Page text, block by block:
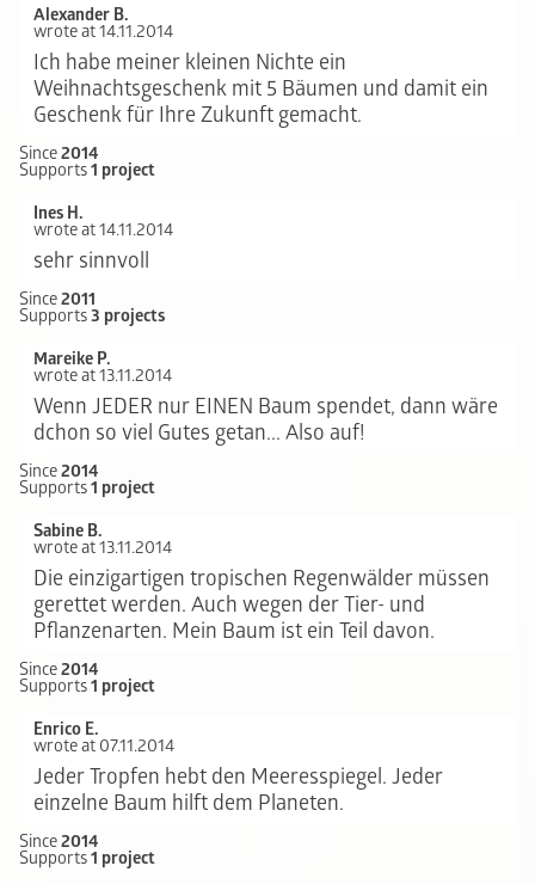
Alexander B.
wrote at 14.11.2014
Ich habe meiner kleinen Nichte ein
Weihnachtsgeschenk mit 5 Bäumen und damit ein
Geschenk für Ihre Zukunft gemacht.
Since2014
Supports1 project
Ines H.
wrote at 14.11.2014
sehr sinnvoll
Since2011
Supports3 projects
Mareike P.
wrote at 13.11.2014
Wenn JEDER nur EINEN Baum spendet, dann wäre
dchon so viel Gutes getan... Also auf!
Since2014
Supports1 project
Sabine B.
wrote at 13.11.2014
Die einzigartigen tropischen Regenwälder müssen
gerettet werden. Auch wegen der Tier- und
Pflanzenarten. Mein Baum ist ein Teil davon.
Since2014
Supports1 project
Enrico E.
wrote at 07.11.2014
Jeder Tropfen hebt den Meeresspiegel. Jeder
einzelne Baum hilft dem Planeten.
Since2014
Supports1 project